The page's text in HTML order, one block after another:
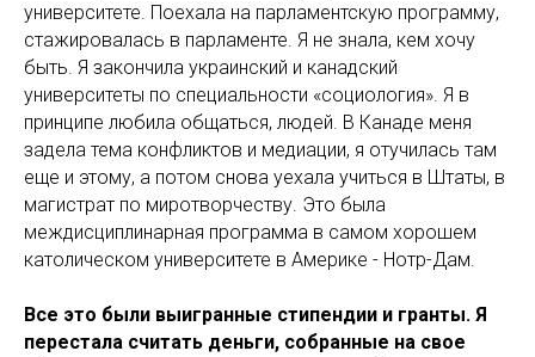
университете. Поехала на парламентскую программу,
стажировалась в парламенте. Я не знала, кем хочу
быть. Я закончила украинский и канадский
университеты по специальности «социология». Я в
принципе любила общаться, людей. В Канаде меня
задела тема конфликтов и медиации, я отучилась там
еще и этому, а потом снова уехала учиться в Штаты, в
магистрат по миротворчеству. Это была
междисциплинарная программа в самом хорошем
католическом университете в Америке - Нотр-Дам.
Все это были выигранные стипендии и гранты. Я
перестала считать деньги, собранные на свое